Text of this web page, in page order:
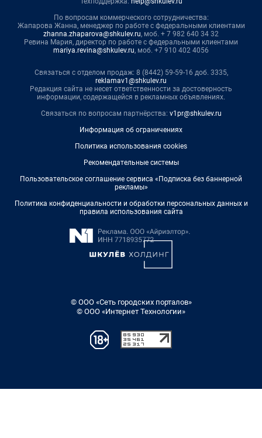
По вопросам коммерческого сотрудничества:
Жапарова Жанна, менеджер по работе с федеральными клиентами
zhanna.zhaparova@shkulev.ru, моб. + 7 982 640 34 32
Ревина Мария, директор по работе с федеральными клиентами
mariya.revina@shkulev.ru, моб. +7 910 402 4056
Связаться с отделом продаж: 8 (8442) 59-59-16 доб. 3335,
reklamav1@shkulev.ru
Редакция сайта не несет ответственности за достоверность
информации, содержащейся в рекламных объявлениях.
Связаться по вопросам партнёрства: v1pr@shkulev.ru
Информация об ограничениях
Политика использования cookies
Рекомендательные системы
Пользовательское соглашение сервиса «Подписка без баннерной
рекламы»
Политика конфиденциальности и обработки персональных данных и
правила использования сайта
© ООО «Сеть городских порталов»
© ООО «Интернет Технологии»